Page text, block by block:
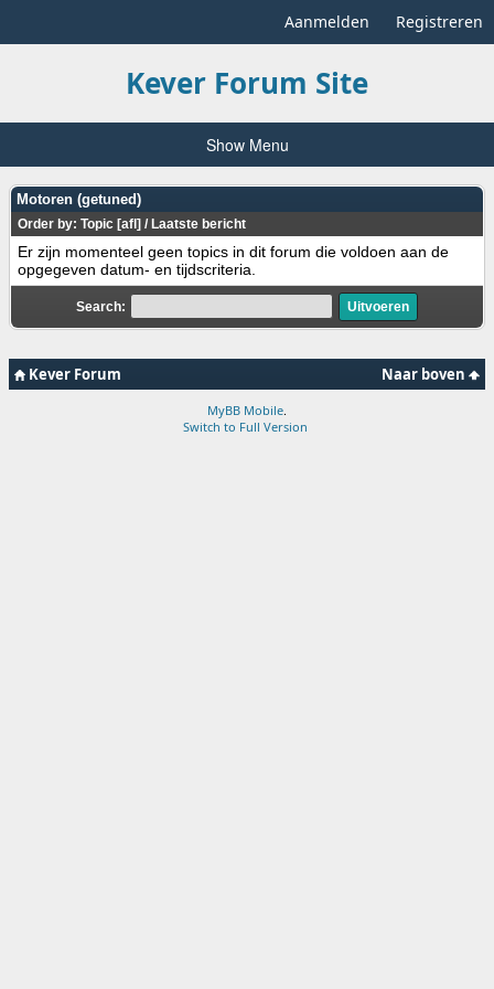
Aanmelden Registreren
Kever Forum Site
Show Menu
Motoren (getuned)
Order by: Topic [afl] / Laatste bericht
Er zijn momenteel geen topics in dit forum die voldoen aan de
opgegeven datum- en tijdscriteria.
Search:
Naar boven
Kever Forum
MyBB Mobile
Switch to Full Version